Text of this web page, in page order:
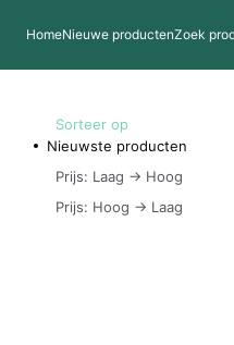
HomeNieuwe productenZoek
Sorteer op
Nieuwste producten
Prijs: Laag -> Hoog
Prijs: Hoog -> Laag